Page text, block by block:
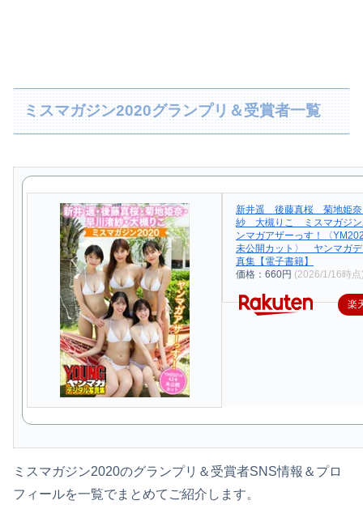
ミスマガジン2020グランプリ＆受賞者一覧
新井遥 後藤真桜 菊地姫
紗 大槻りこ ミスマガジ
ンマガアザーっす！〈
未公開カット〉 ヤンマガデ
真集【電子書籍】
価格：660円 (2026/1/16時点
楽
ミスマガジン2020のグランプリ＆受賞者SNS情報＆プロ
フィールを一覧でまとめてご紹介します。